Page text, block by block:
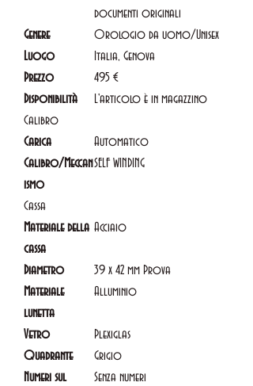
documenti originali
Genere
Orologio da uomo/Unisex
Luogo
Italia, Genova
Prezzo
495 €
Disponibilità
L'articolo è in magazzino
Calibro
Carica
Automatico
Calibro/Meccan
ismo
SELF WINDING
Cassa
Materiale della
cassa
Acciaio
Diametro
39 x 42 mm Prova
Materiale
lunetta
Alluminio
Vetro
Plexiglas
Quadrante
Grigio
Numeri sul
Senza numeri